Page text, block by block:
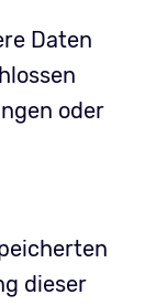
Daten
oder
dieser